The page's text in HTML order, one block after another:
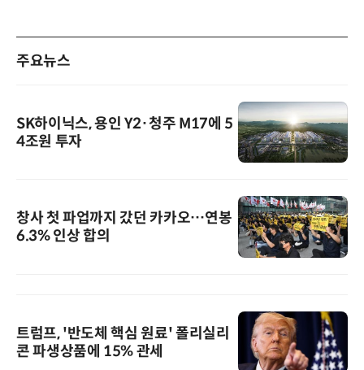
주요뉴스
SK하이닉스, 용인 Y2·청주 M17에 5
4조원 투자
창사 첫 파업까지 갔던 카카오…연봉
6.3% 인상 합의
트럼프, '반도체 핵심 원료' 폴리실리
콘 파생상품에 15% 관세